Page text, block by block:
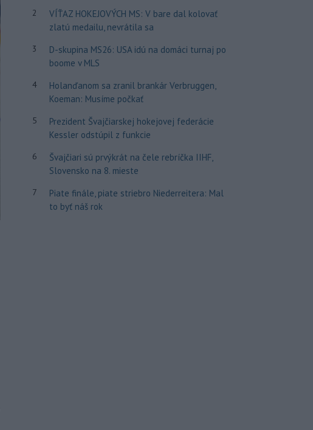
2
VÍŤAZ HOKEJOVÝCH MS: V bare dal kolovať
zlatú medailu, nevrátila sa
3
D-skupina MS26: USA idú na domáci turnaj po
boome v MLS
4
Holanďanom sa zranil brankár Verbruggen,
Koeman: Musíme počkať
5
Prezident Švajčiarskej hokejovej federácie
Kessler odstúpil z funkcie
6
Švajčiari sú prvýkrát na čele rebríčka IIHF,
Slovensko na 8. mieste
7
Piate finále, piate striebro Niederreitera: Mal
to byť náš rok